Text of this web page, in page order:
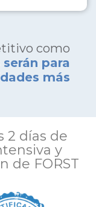
como
para
más
2 días de
y
de FORST